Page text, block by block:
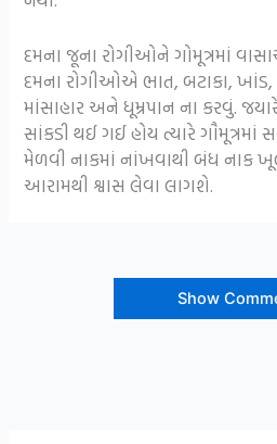
દમના જૂના રોગીઓને ગોમૂત્રમાં
દમના રોગીઓએ ભાત, બટાકા, ખાંડ,
માંસાહાર અને ધૂમ્રપાન ના કરવું.
સાંકડી થઈ ગઈ હોય ત્યારે ગૌમૂત્રમાં
મેળવી નાકમાં નાંખવાથી બંધ નાક
આરામથી શ્વાસ લેવા લાગશે.
Show